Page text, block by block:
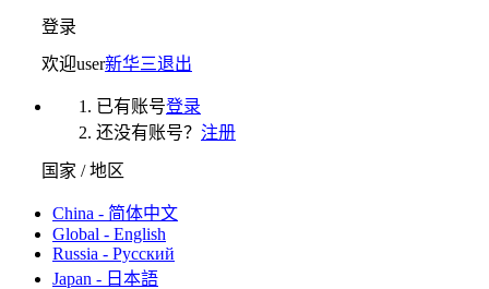
登录
欢迎user新华三退出
已有账号登录
还没有账号？ 注册
国家 / 地区
China - 简体中文
Global - English
Russia - Русский
Japan - 日本語